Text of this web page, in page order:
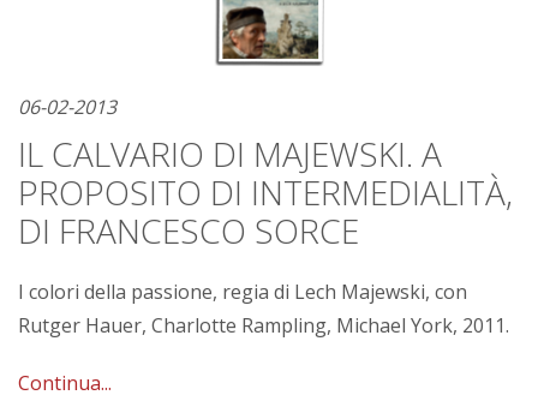
06-02-2013
IL CALVARIO DI MAJEWSKI. A
PROPOSITO DI INTERMEDIALITÀ,
DI FRANCESCO SORCE
I colori della passione, regia di Lech Majewski, con
Rutger Hauer, Charlotte Rampling, Michael York, 2011.
Continua...